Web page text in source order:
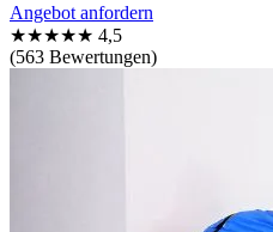
Angebot anfordern
★★★★★ 4,5
(563 Bewertungen)